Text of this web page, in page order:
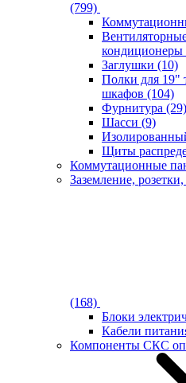
(799)
кондиционеры
Заглушки (10)
Полки для 19"
шкафов (104)
Фурнитура (29)
Шасси (9)
Щиты
Коммутационные
Заземление,
(168)
Блоки
Кабели
Компоненты СКС